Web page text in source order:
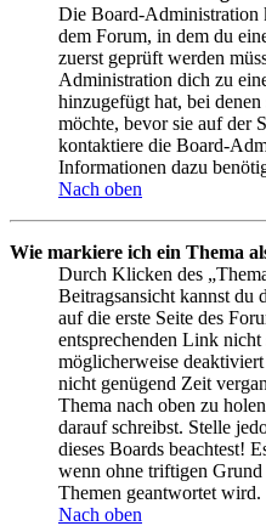
Die Board-Administration
dem Forum, in dem du
zuerst geprüft werden
Administration dich zu
hinzugefügt hat, bei
möchte, bevor sie auf der
kontaktiere die Board-
Informationen dazu
Nach oben
Wie markiere ich ein Thema
Durch Klicken des
Beitragsansicht kannst du
auf die erste Seite des
entsprechenden Link
möglicherweise
nicht genügend Zeit
Thema nach oben zu
darauf schreibst. Stelle
dieses Boards beachtest!
wenn ohne triftigen Grund
Themen geantwortet wird.
Nach oben